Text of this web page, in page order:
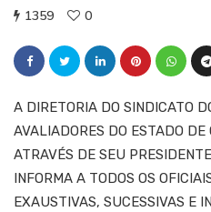
1359 0
A DIRETORIA DO SINDICATO
AVALIADORES DO ESTADO
ATRAVÉS DE SEU
INFORMA A TODOS OS
EXAUSTIVAS, SUCESSIVAS E